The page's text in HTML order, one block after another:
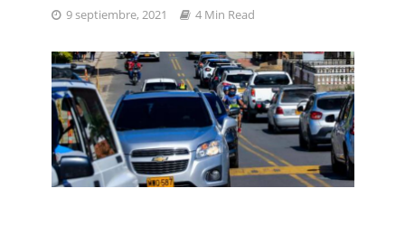
9 septiembre, 2021 4 Min Read